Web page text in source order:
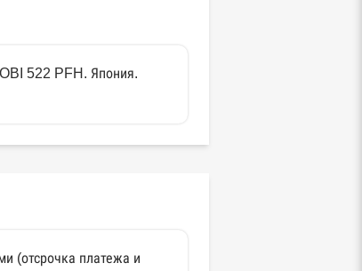
522 PFH. Япония.
(отсрочка платежа и